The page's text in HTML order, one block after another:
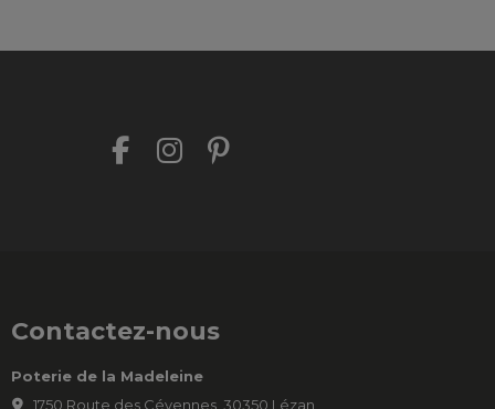
Contactez-nous
Poterie de la Madeleine
1750 Route des Cévennes, 30350 Lézan